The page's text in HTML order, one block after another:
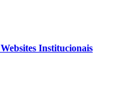
Institucionais